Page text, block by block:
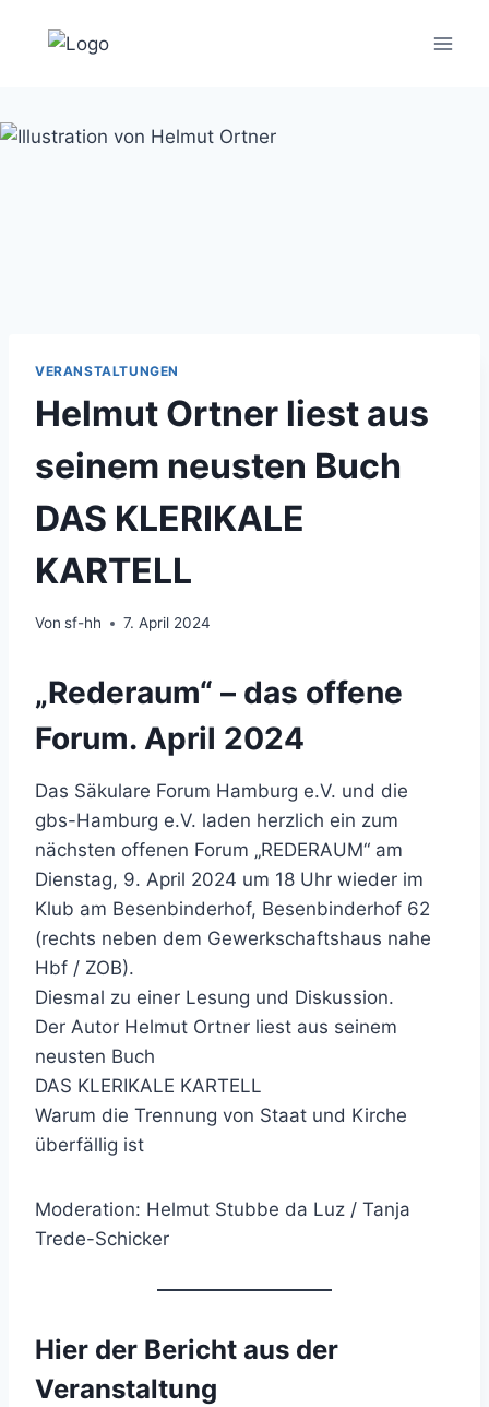
VERANSTALTUNGEN
Helmut Ortner liest aus
seinem neusten Buch
DAS KLERIKALE
KARTELL
Von sf-hh 7. April 2024
„Rederaum“ – das offene
Forum. April 2024
Das Säkulare Forum Hamburg e.V. und die
gbs-Hamburg e.V. laden herzlich ein zum
nächsten offenen Forum „REDERAUM“ am
Dienstag, 9. April 2024 um 18 Uhr wieder im
Klub am Besenbinderhof, Besenbinderhof 62
(rechts neben dem Gewerkschaftshaus nahe
Hbf / ZOB).
Diesmal zu einer Lesung und Diskussion.
Der Autor Helmut Ortner liest aus seinem
neusten Buch
DAS KLERIKALE KARTELL
Warum die Trennung von Staat und Kirche
überfällig ist
Moderation: Helmut Stubbe da Luz / Tanja
Trede-Schicker
Hier der Bericht aus der
Veranstaltung